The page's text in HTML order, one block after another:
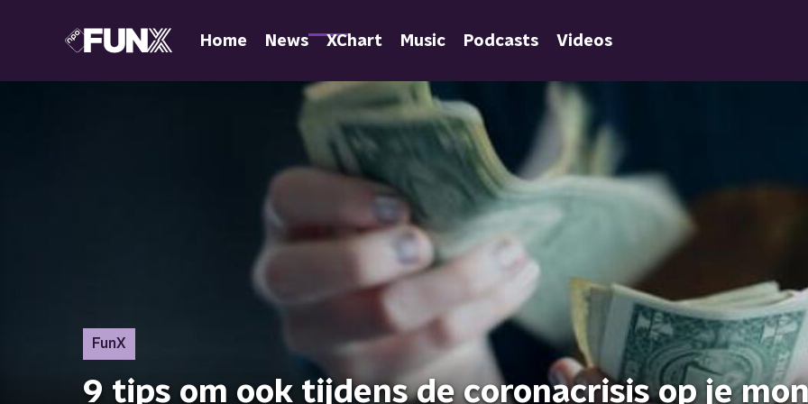
Home News XChart Music Podcasts Videos
FunX
9 tips om ook tijdens de coronacrisis op je